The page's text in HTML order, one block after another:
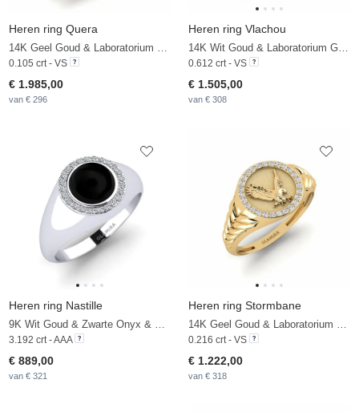
Heren ring Quera
14K Geel Goud & Laboratorium Gekweekte Diamant & Zwarte Onyx
0.105 crt - VS
€ 1.985,00
van € 296
Heren ring Vlachou
14K Wit Goud & Laboratorium Gekweekte Diamant
0.612 crt - VS
€ 1.505,00
van € 308
Heren ring Nastille
9K Wit Goud & Zwarte Onyx & Zirkoon
3.192 crt - AAA
€ 889,00
van € 321
Heren ring Stormbane
14K Geel Goud & Laboratorium Gekweekte Diamant
0.216 crt - VS
€ 1.222,00
van € 318